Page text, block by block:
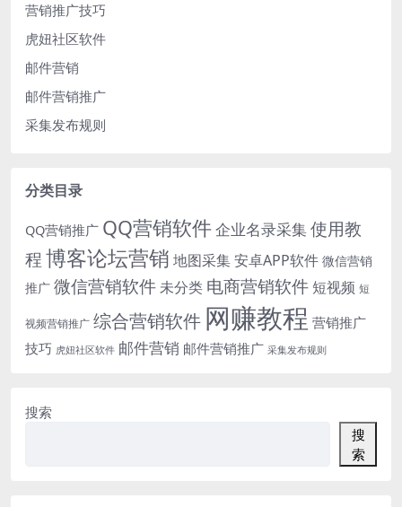
营销推广技巧
虎妞社区软件
邮件营销
邮件营销推广
采集发布规则
分类目录
QQ营销推广 QQ营销软件企业名录采集使用教
程博客论坛营销 地图采集安卓APP软件 微信营销
推广 微信营销软件未分类 电商营销软件短视频 短
视频营销推广 综合营销软件 网赚教程 营销推广
技巧 虎妞社区软件 邮件营销 邮件营销推广 采集发布规则
搜索
搜
索